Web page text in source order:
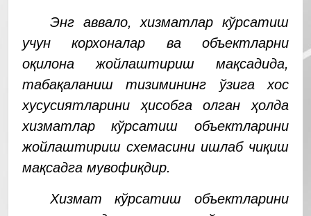
Энг аввало, хизматлар кўрсатиш
учун корхоналар ва объектларни
оқилона жойлаштириш мақсадида,
табақаланиш тизимининг ўзига хос
хусусиятларини ҳисобга олган ҳолда
хизматлар кўрсатиш объектларини
жойлаштириш схемасини ишлаб чиқиш
мақсадга мувофиқдир.
Хизмат кўрсатиш объектларини